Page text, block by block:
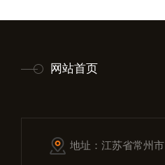
网站首页
地址：江苏省常州市